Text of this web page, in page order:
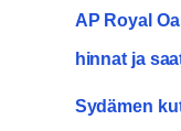
AP Royal
hinnat ja
Sydämen